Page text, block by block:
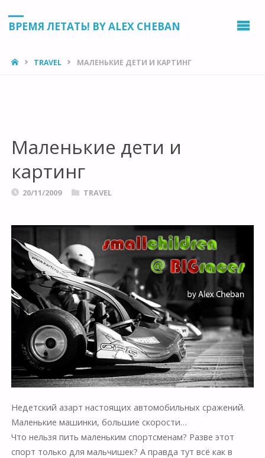
ВРЕМЯ ЛЕТАТЬ! BY ALEX CHEBAN
HOMETRAVEL МАЛЕНЬКИЕ ДЕТИ И КАРТИНГ
Маленькие дети и
картинг
20/11/2009 TRAVEL
Недетский азарт настоящих автомобильных сражений.
Маленькие машинки, большие скорости…
Что нельзя пить маленьким спортсменам? Разве этот
спорт только для мальчишек? А правда тут всё как в